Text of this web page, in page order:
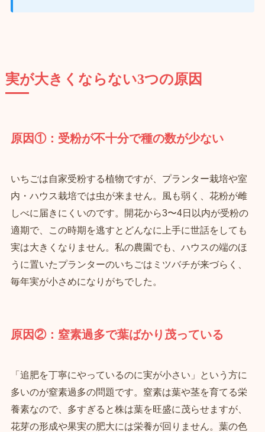
実が大きくならない3つの原因
原因①：受粉が不十分で種の数が少ない
いちごは自家受粉する植物ですが、プランター栽培や室
内・ハウス栽培では虫が来ません。風も弱く、花粉が雌
しべに届きにくいのです。開花から3〜4日以内が受粉の
適期で、この時期を逃すとどんなに上手に世話をしても
実は大きくなりません。私の農園でも、ハウスの端のほ
うに置いたプランターのいちごはミツバチが来づらく、
毎年実が小さめになりがちでした。
原因②：窒素過多で葉ばかり茂っている
「追肥を丁寧にやっているのに実が小さい」という方に
多いのが窒素過多の問題です。窒素は葉や茎を育てる栄
養素なので、多すぎると株は葉を旺盛に茂らせますが、
花芽の形成や果実の肥大には栄養が回りません。葉の色